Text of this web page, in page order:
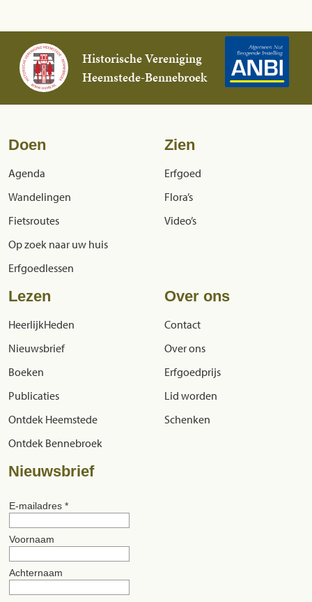
Historische Vereniging
Heemstede-Bennebroek
Doen
Agenda
Wandelingen
Fietsroutes
Op zoek naar uw huis
Erfgoedlessen
Zien
Erfgoed
Flora’s
Video’s
Lezen
HeerlijkHeden
Nieuwsbrief
Boeken
Publicaties
Ontdek Heemstede
Ontdek Bennebroek
Over ons
Contact
Over ons
Erfgoedprijs
Lid worden
Schenken
Nieuwsbrief